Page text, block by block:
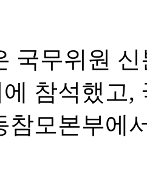
국무위원
참석했고,
참모본부에